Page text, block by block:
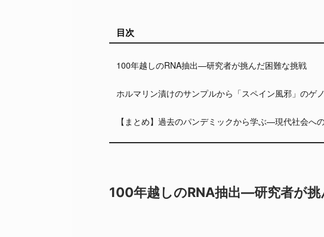
目次
100年越しのRNA抽出—研究者が挑んだ困難な挑戦
ホルマリン漬けのサンプルから「スペイン風邪」のゲ
【まとめ】過去のパンデミックから学ぶ—現代社会へ
100年越しのRNA抽出—研究者が挑